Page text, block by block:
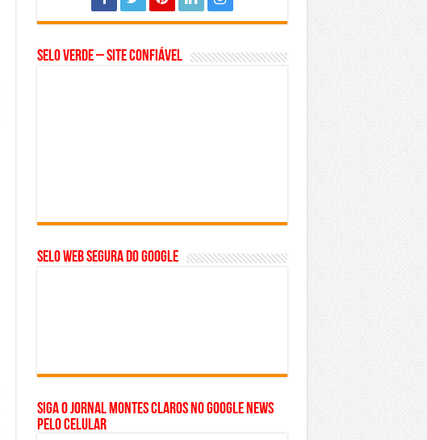
Selo Verde – Site Confiável
SELO WEB SEGURA do GOOGLE
Siga o Jornal Montes Claros no Google News
pelo Celular